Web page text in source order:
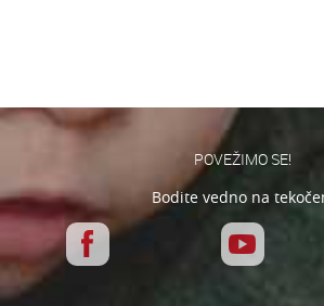
POVEŽIMO SE!
Bodite vedno na